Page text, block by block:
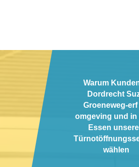
Warum
Dordrecht
Groeneweg-erf
omgeving und in
Essen
wählen